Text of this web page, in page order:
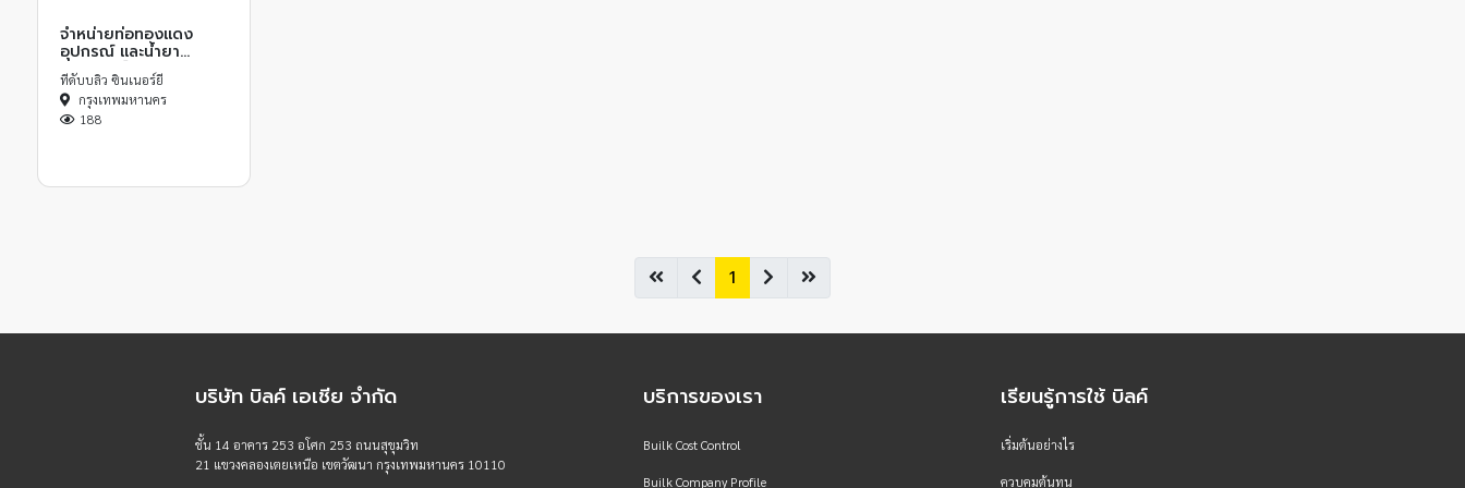
จำหน่ายท่อทองแดง
อุปกรณ์ และน้ำยา
ทำความเย็น
ทีดับบลิว ซินเนอร์ยี
กรุงเทพมหานคร
188
1
บริษัท บิลค์ เอเชีย จำกัด
ชั้น 14 อาคาร 253 อโศก 253 ถนนสุขุมวิท
21 แขวงคลองเตยเหนือ เขตวัฒนา กรุงเทพมหานคร 10110
บริการของเรา
Builk Cost Control
Builk Company Profile
เรียนรู้การใช้ บิลค์
เริ่มต้นอย่างไร
ควบคุมต้นทุน